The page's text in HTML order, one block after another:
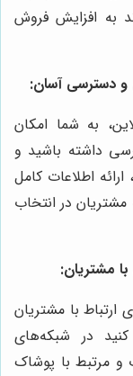
به افزایش فروش
و دسترسی آسان:
به شما امکان
داشته باشید و
اطلاعات کامل
در انتخاب
مشتریان:
ارتباط با مشتریان
در شبکه‌های
و مرتبط با پوشاک